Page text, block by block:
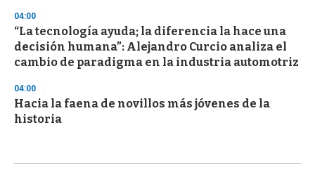
04:00
“La tecnología ayuda; la diferencia la hace una
decisión humana”: Alejandro Curcio analiza el
cambio de paradigma en la industria automotriz
04:00
Hacia la faena de novillos más jóvenes de la
historia